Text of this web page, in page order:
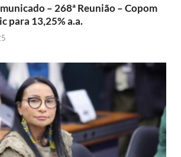
– 268ª Reunião – Copom
para 13,25% a.a.